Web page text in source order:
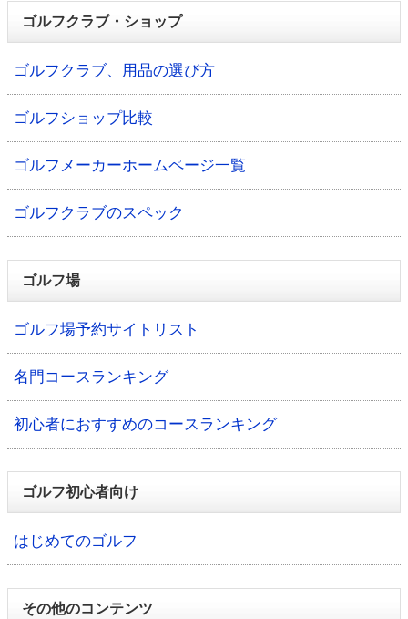
ゴルフクラブ・ショップ
ゴルフクラブ、用品の選び方
ゴルフショップ比較
ゴルフメーカーホームページ一覧
ゴルフクラブのスペック
ゴルフ場
ゴルフ場予約サイトリスト
名門コースランキング
初心者におすすめのコースランキング
ゴルフ初心者向け
はじめてのゴルフ
その他のコンテンツ